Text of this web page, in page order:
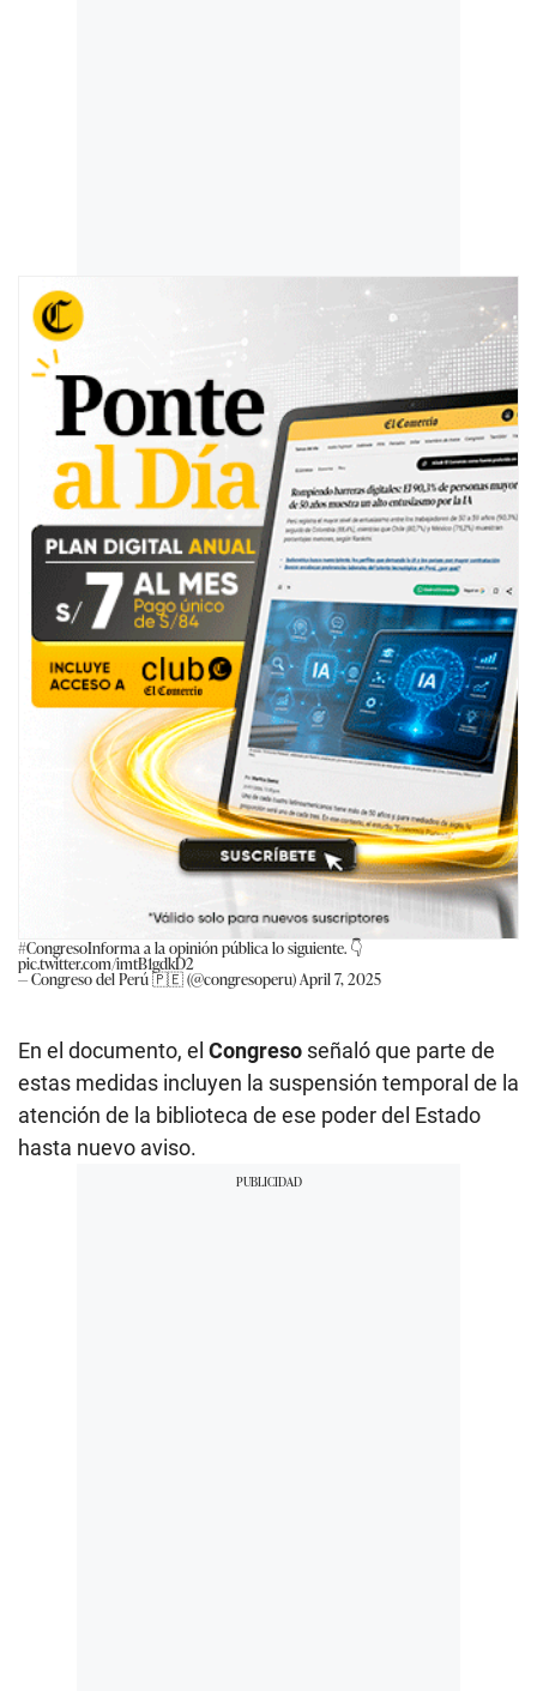
#CongresoInforma a la opinión pública lo siguiente. 👇
pic.twitter.com/imtB1gdkD2
— Congreso del Perú 🇵🇪 (@congresoperu)April 7, 2025
En el documento, el Congreso señaló que parte de
estas medidas incluyen la suspensión temporal de la
atención de la biblioteca de ese poder del Estado
hasta nuevo aviso.